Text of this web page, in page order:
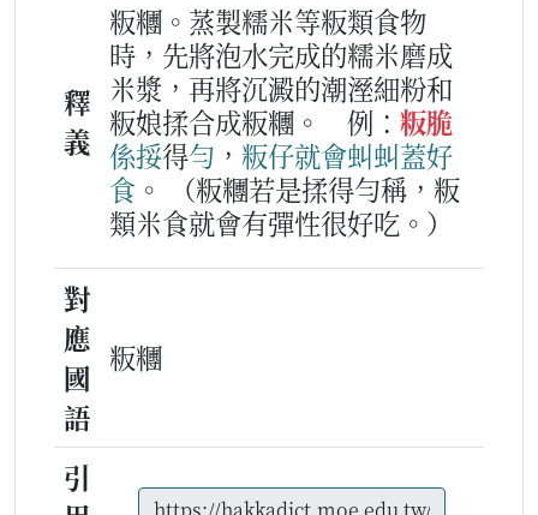
釋
義
粄糰。蒸製糯米等粄類食物
時，先將泡水完成的糯米磨成
米漿，再將沉澱的潮溼細粉和
粄娘揉合成粄糰。
例： 粄脆
係挼得勻 ， 粄仔就會虯虯蓋好
食 。
（粄糰若是揉得勻稱，粄
類米食就會有彈性很好吃。）
對
應
國
語
粄糰
引